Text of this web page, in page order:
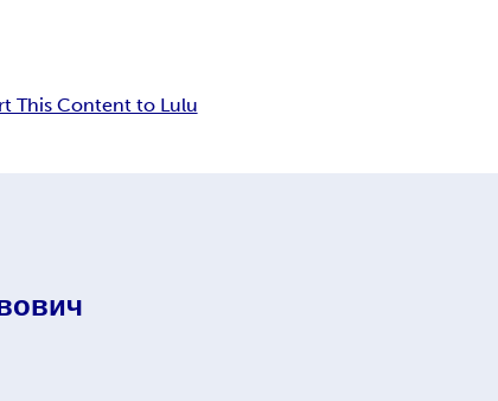
This Content to Lulu